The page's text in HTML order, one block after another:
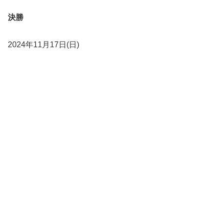
決勝
2024年11月17日(日)